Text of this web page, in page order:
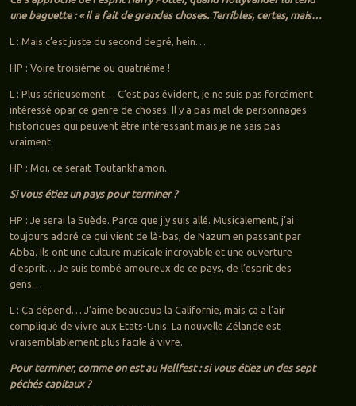
une baguette : « il a fait de grandes choses. Terribles, certes, mais…
L : Mais c’est juste du second degré, hein…
HP : Voire troisième ou quatrième !
L : Plus sérieusement… C’est pas évident, je ne suis pas forcément
intéressé opar ce genre de choses. Il y a pas mal de personnages
historiques qui peuvent être intéressant mais je ne sais pas
vraiment.
HP : Moi, ce serait Toutankhamon.
Si vous étiez un pays pour terminer ?
HP : Je serai la Suède. Parce que j’y suis allé. Musicalement, j’ai
toujours adoré ce qui vient de là-bas, de Nazum en passant par
Abba. Ils ont une culture musicale incroyable et une ouverture
d’esprit… Je suis tombé amoureux de ce pays, de l’esprit des
gens…
L : Ça dépend… J’aime beaucoup la Californie, mais ça a l’air
compliqué de vivre aux Etats-Unis. La nouvelle Zélande est
vraisemblablement plus facile à vivre.
Pour terminer, comme on est au Hellfest : si vous étiez un des sept
péchés capitaux ?